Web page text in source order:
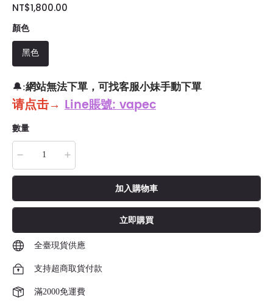
NT$1,800.00
顏色
黑色
🔔:網站無法下單，可找客服小妹手動下單
请点击→ Line賬號: vapec
數量
加入購物車
立即購買
全臺現貨供應
支持超商取貨付款
滿2000免運費